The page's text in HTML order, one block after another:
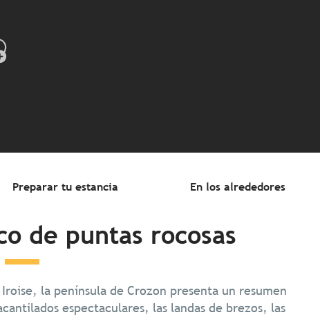
aux favoris
Preparar tu estancia En los alrededores
de puntas rocosas
la península de Crozon presenta un resumen
espectaculares, las landas de brezos, las